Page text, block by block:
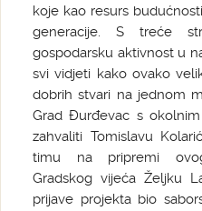
koje kao resurs
generacije. S treće
gospodarsku aktivnost u
svi vidjeti kako ovako
dobrih stvari na jednom
Grad Đurđevac s
zahvaliti Tomislavu
timu na pripremi
Gradskog vijeća Željku
prijave projekta bio